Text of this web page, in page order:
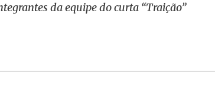
da equipe do curta “Traição”